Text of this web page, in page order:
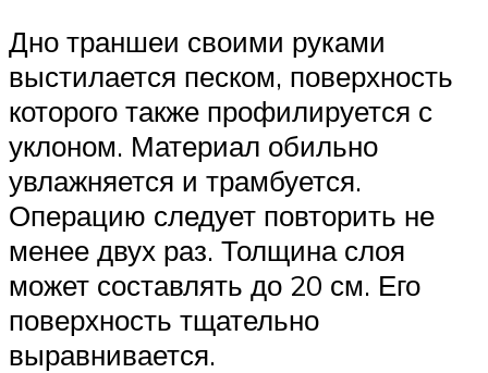
Дно траншеи своими руками
выстилается песком, поверхность
которого также профилируется с
уклоном. Материал обильно
увлажняется и трамбуется.
Операцию следует повторить не
менее двух раз. Толщина слоя
может составлять до 20 см. Его
поверхность тщательно
выравнивается.